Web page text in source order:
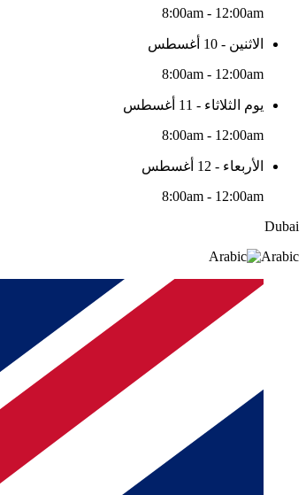
8:00am - 12:00am
الاثنين - 10 أغسطس
8:00am - 12:00am
يوم الثلاثاء - 11 أغسطس
8:00am - 12:00am
الأربعاء - 12 أغسطس
8:00am - 12:00am
Dubai
Arabic